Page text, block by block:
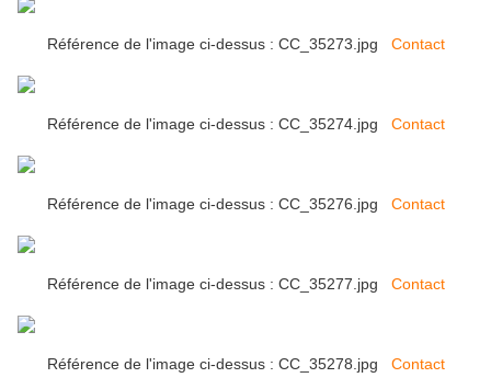
Référence de l'image ci-dessus : CC_35273.jpg Contact
Référence de l'image ci-dessus : CC_35274.jpg Contact
Référence de l'image ci-dessus : CC_35276.jpg Contact
Référence de l'image ci-dessus : CC_35277.jpg Contact
Référence de l'image ci-dessus : CC_35278.jpg Contact